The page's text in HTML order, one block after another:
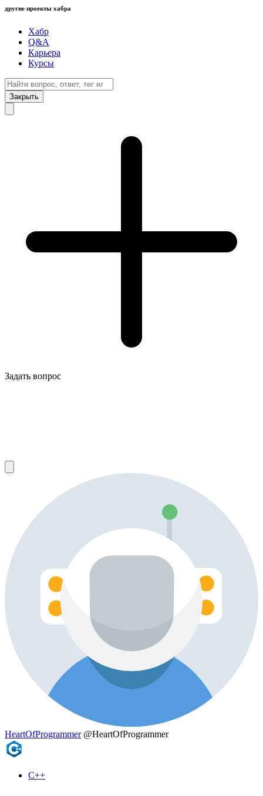
другие проекты хабра
Хабр
Q&A
Карьера
Курсы
Закрыть
Задать вопрос
HeartOfProgrammer @HeartOfProgrammer
C++